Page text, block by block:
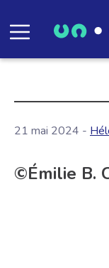
21 mai 2024 -
©Émilie B.